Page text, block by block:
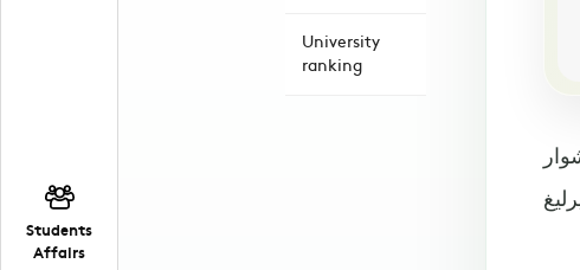
Students
Affairs
University
ranking